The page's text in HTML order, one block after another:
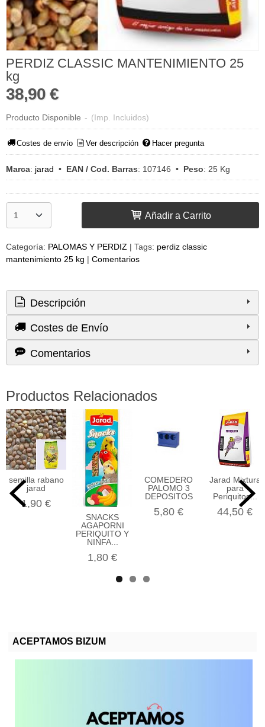
ACEPTAMOS BIZUM
PERDIZ CLASSIC MANTENIMIENTO 25
kg
38,90 €
Producto Disponible - (Imp. Incluidos)
Costes de envío Ver descripción Hacer pregunta
Marca: jarad • EAN / Cod. Barras: 107146 • Peso: 25 Kg
Añadir a Carrito
Categoría: PALOMAS Y PERDIZ | Tags: perdiz classic
mantenimiento 25 kg | Comentarios
Descripción
Costes de Envío
Comentarios
Productos Relacionados
semilla rabano
jarad
1,90 €
SNACKS
AGAPORNI
PERIQUITO Y
NINFA...
1,80 €
COMEDERO
PALOMO 3
DEPOSITOS
5,80 €
Jarad Mixtura
para
Periquitos...
44,50 €